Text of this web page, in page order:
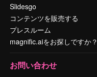
Slidesgo
コンテンツを販売する
プレスルーム
magnific.aiをお探しですか？
お問い合わせ